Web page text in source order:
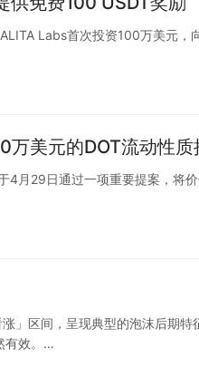
Labs首次投资100万美元，
美元的DOT流动性质
4月29日通过一项重要提案，将
」区间，呈现典型的泡沫后期
有效。…